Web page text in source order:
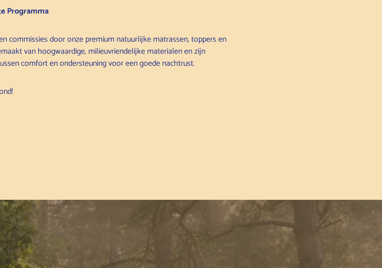
Programma
commissies door onze premium natuurlijke matrassen, toppers en
van hoogwaardige, milieuvriendelijke materialen en zijn
comfort en ondersteuning voor een goede nachtrust.